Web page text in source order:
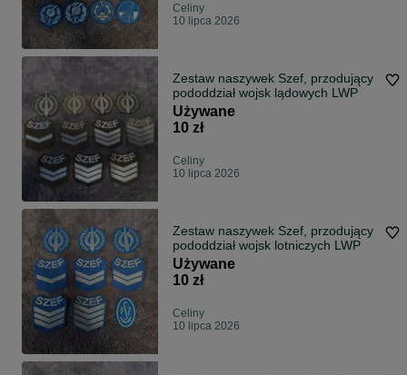
Celiny
10 lipca 2026
Zestaw naszywek Szef, przodujący
pododdział wojsk lądowych LWP
Używane
10 zł
Celiny
10 lipca 2026
Zestaw naszywek Szef, przodujący
pododdział wojsk lotniczych LWP
Używane
10 zł
Celiny
10 lipca 2026